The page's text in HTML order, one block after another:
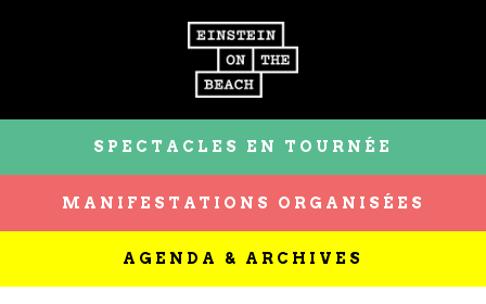
SPECTACLES EN TOURNÉE
MANIFESTATIONS ORGANISÉES
AGENDA & ARCHIVES